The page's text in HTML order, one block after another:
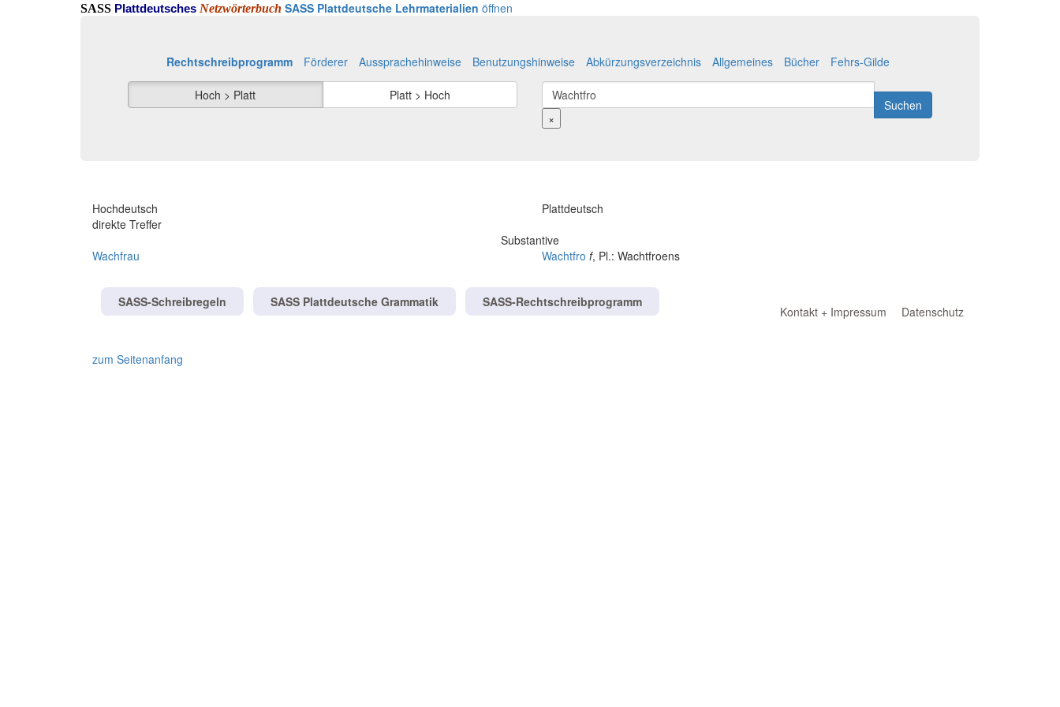
SASS Plattdeutsches Netzwörterbuch SASS Plattdeutsche Lehrmaterialien öffnen
Rechtschreibprogramm Förderer Aussprachehinweise Benutzungshinweise Abkürzungsverzeichnis Allgemeines Bücher Fehrs-Gilde
Hoch > Platt
Platt > Hoch
×
Suchen
Hochdeutsch
Plattdeutsch
direkte Treffer
Substantive
Wachfrau
Wachtfro f, Pl.: Wachtfroens
SASS-Schreibregeln SASS Plattdeutsche Grammatik SASS-Rechtschreibprogramm
Kontakt + Impressum Datenschutz
zum Seitenanfang